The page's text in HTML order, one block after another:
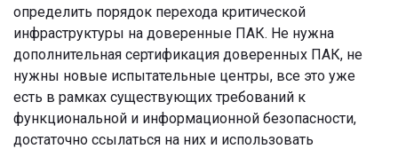
определить порядок перехода критической
инфраструктуры на доверенные ПАК. Не нужна
дополнительная сертификация доверенных ПАК, не
нужны новые испытательные центры, все это уже
есть в рамках существующих требований к
функциональной и информационной безопасности,
достаточно ссылаться на них и использовать